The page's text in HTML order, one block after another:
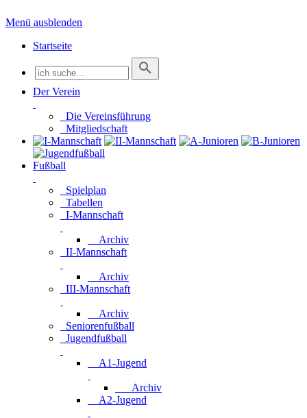
Menü ausblenden
Startseite
Der Verein
Die Vereinsführung
Mitgliedschaft
Fußball
Spielplan
Tabellen
I-Mannschaft
Archiv
II-Mannschaft
Archiv
III-Mannschaft
Archiv
Seniorenfußball
Jugendfußball
A1-Jugend
Archiv
A2-Jugend